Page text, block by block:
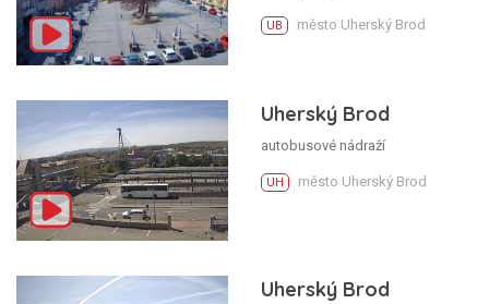
UB město Uherský Brod
Uherský Brod
autobusové nádraží
UH město Uherský Brod
Uherský Brod